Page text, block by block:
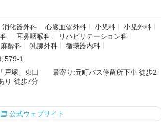
消化器外科 心臓血管外科 小児科
小児外科
耳鼻咽喉科
リハビリテーション科
麻酔科 乳腺外科
循環器内科
579-1
戸塚」東口 最寄り:元町バス停留所下車 徒歩2
徒歩7分
公式ウェブサイト